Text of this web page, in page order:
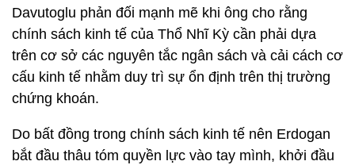
Davutoglu phản đối mạnh mẽ khi ông cho rằng
chính sách kinh tế của Thổ Nhĩ Kỳ cần phải dựa
trên cơ sở các nguyên tắc ngân sách và cải cách cơ
cấu kinh tế nhằm duy trì sự ổn định trên thị trường
chứng khoán.
Do bất đồng trong chính sách kinh tế nên Erdogan
bắt đầu thâu tóm quyền lực vào tay mình, khởi đầu